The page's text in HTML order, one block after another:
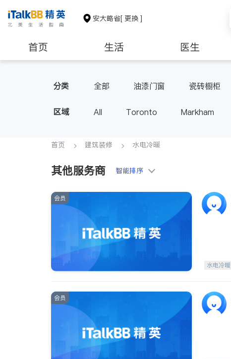
安大略省[ 更换 ]
首页 生活 医生
分类 全部 油漆门窗 瓷砖橱柜
区域 All Toronto Markham
Aurora
Stouffville
首页 建筑装修 水电冷暖
其他服务商 智能排序
会员
水电冷暖
会员